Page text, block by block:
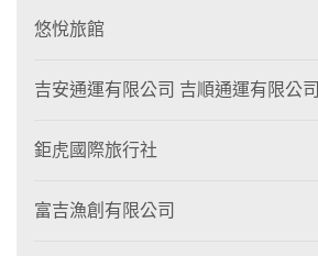
悠悅旅館
吉安通運有限公司 吉順通運有限公司
鉅虎國際旅行社
富吉漁創有限公司